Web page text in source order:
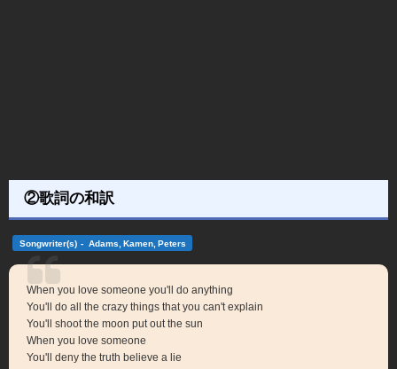
②歌詞の和訳
Songwriter(s) - Adams, Kamen, Peters
When you love someone you'll do anything
You'll do all the crazy things that you can't explain
You'll shoot the moon put out the sun
When you love someone
You'll deny the truth believe a lie